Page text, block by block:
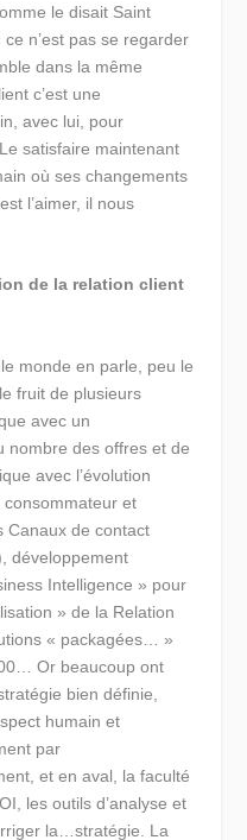
le disait Saint
n’est pas se regarder
dans la même
c’est une
avec lui, pour
satisfaire maintenant
où ses changements
l’aimer, il nous
de la relation client
monde en parle, peu le
fruit de plusieurs
avec un
nombre des offres et de
avec l’évolution
et
Canaux de contact
développement
Intelligence » pour
» de la Relation
« packagées… »
Or beaucoup ont
bien définie,
humain et
par
et en aval, la faculté
les outils d’analyse et
la…stratégie. La